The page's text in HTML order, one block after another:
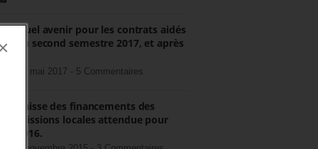
Quel avenir pour les contrats aidés
au second semestre 2017, et après
22 mai 2017 - 5 Commentaires
Baisse des financements des
missions locales attendue pour
2016.